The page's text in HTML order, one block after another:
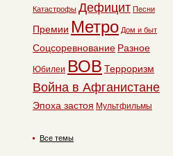
Катастрофы Дефицит Песни
Премии Метро Дом и быт
Соцсоревнование Разное
Юбилеи ВОВ Терроризм
Война в Афганистане
Эпоха застоя Мультфильмы
Все темы